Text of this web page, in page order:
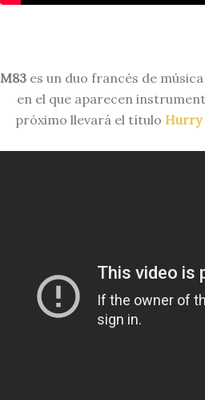
M83es un duo francés de
en el que aparecen
próximo llevará el título Hurry